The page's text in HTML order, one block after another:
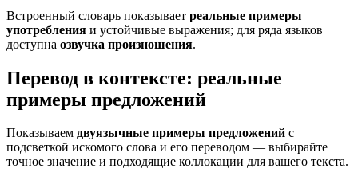
Встроенный словарь показывает реальные примеры
употребления и устойчивые выражения; для ряда языков
доступна озвучка произношения.
Перевод в контексте: реальные
примеры предложений
Показываем двуязычные примеры предложений с
подсветкой искомого слова и его переводом — выбирайте
точное значение и подходящие коллокации для вашего текста.